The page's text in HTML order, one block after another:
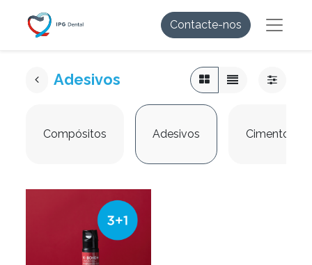
Contacte-nos
Adesivos
Compósitos Adesivos Cimentos